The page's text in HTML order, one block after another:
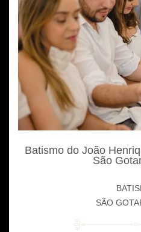
Batismo do João
São
SÃO